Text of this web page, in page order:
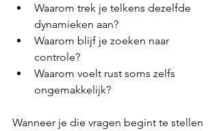
Waarom trek je telkens dezelfde
dynamieken aan?
Waarom blijf je zoeken naar
controle?
Waarom voelt rust soms zelfs
ongemakkelijk?
Wanneer je die vragen begint te stellen